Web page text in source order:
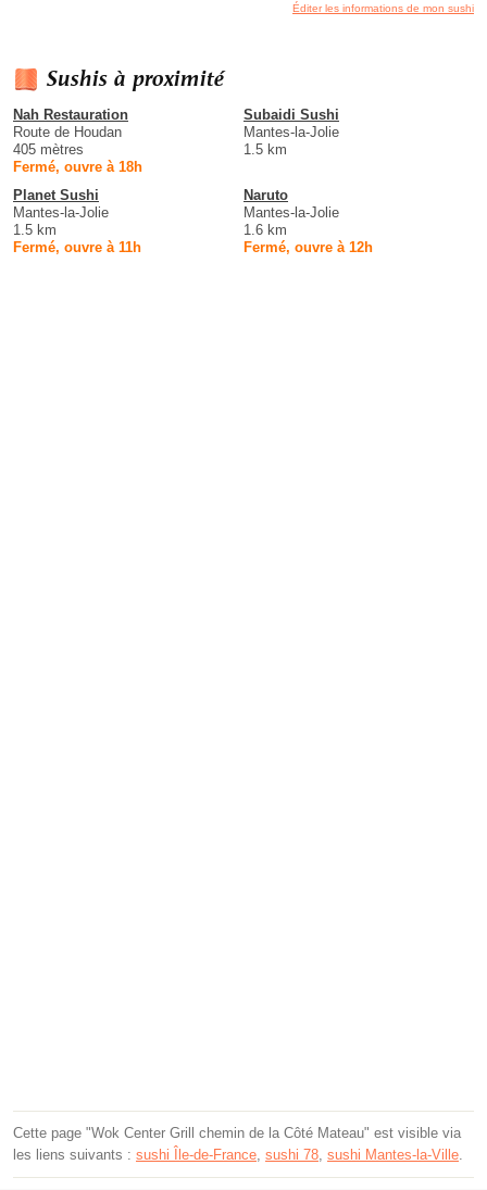
Éditer les informations de mon sushi
Sushis à proximité
Nah Restauration
Route de Houdan
405 mètres
Fermé, ouvre à 18h
Subaidi Sushi
Mantes-la-Jolie
1.5 km
Planet Sushi
Mantes-la-Jolie
1.5 km
Fermé, ouvre à 11h
Naruto
Mantes-la-Jolie
1.6 km
Fermé, ouvre à 12h
Cette page "Wok Center Grill chemin de la Côté Mateau" est visible via
les liens suivants : sushi Île-de-France, sushi 78, sushi Mantes-la-Ville.